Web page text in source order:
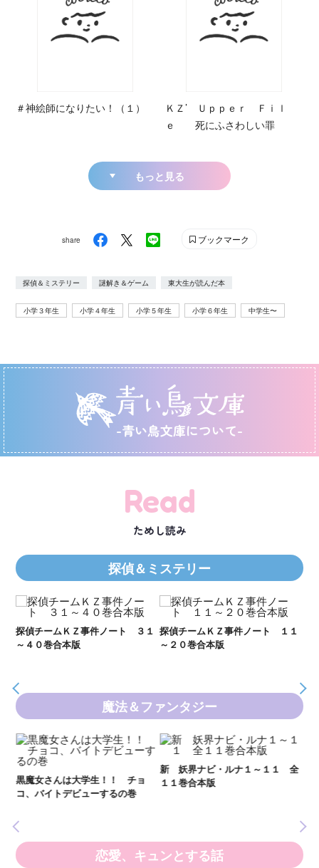
＃神絵師になりたい！（１）
ＫＺ’ Ｕｐｐｅｒ Ｆｉｌ
ｅ 死にふさわしい罪
もっと見る
share ブックマーク
探偵＆ミステリー 謎解き＆ゲーム 東大生が読んだ本
小学３年生 小学４年生 小学５年生 小学６年生 中学生〜
-青い鳥文庫について-
Read
ためし読み
探偵＆ミステリー
探偵チームＫＺ事件ノート ３１
～４０巻合本版
探偵チームＫＺ事件ノート １１
～２０巻合本版
魔法＆ファンタジー
黒魔女さんは大学生！！ チョ
コ、バイトデビューするの巻
新 妖界ナビ・ルナ１～１１ 全
１１巻合本版
恋愛、キュンとする話